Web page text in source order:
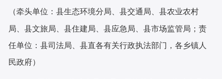
（牵头单位：县生态环境分局、县交通局、县农业农村
局、县文旅局、县住建局、县应急局、县市场监管局；责
任单位：县司法局 、县直各有关行政执法部门，各乡镇人
民政府）